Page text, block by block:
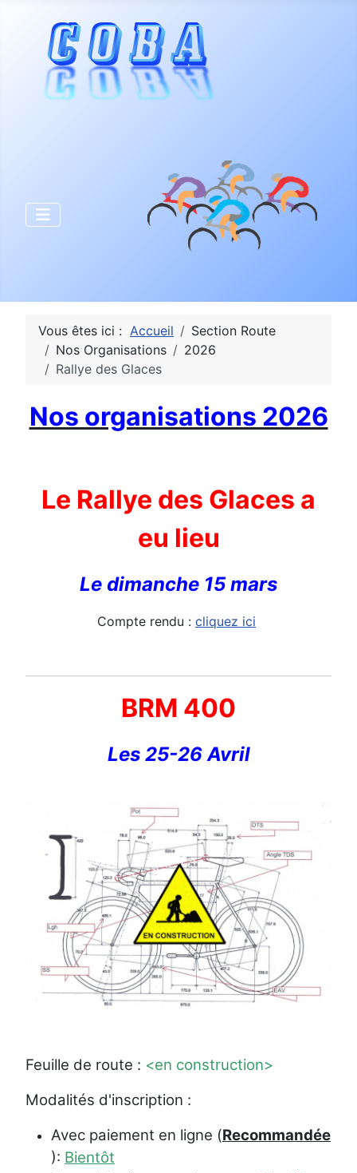
Vous êtes ici : Accueil
Section Route
Nos Organisations
2026
Rallye des Glaces
Nos organisations 2026
Le Rallye des Glaces a
eu lieu
Le dimanche 15 mars
Compte rendu : cliquez ici
BRM 400
Les 25-26 Avril
Feuille de route : <en construction>
Modalités d'inscription :
Avec paiement en ligne (Recommandée
): Bientôt